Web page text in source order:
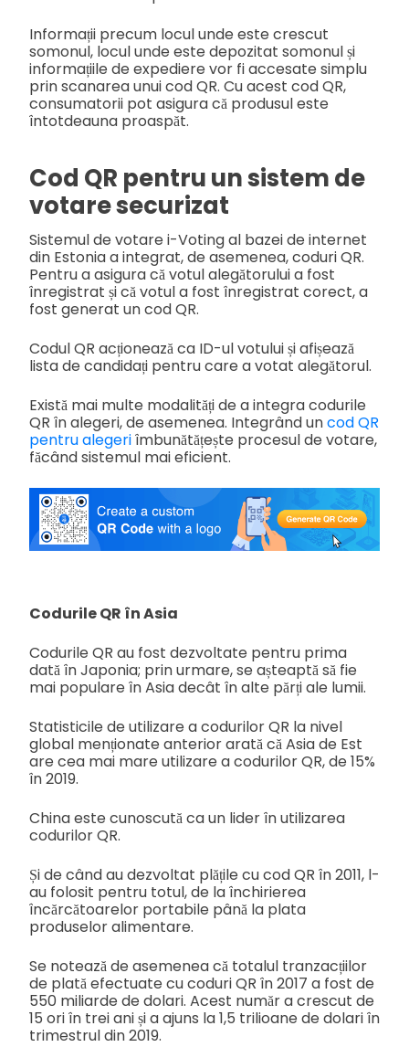
Informații precum locul unde este crescut
somonul, locul unde este depozitat somonul și
informațiile de expediere vor fi accesate simplu
prin scanarea unui cod QR. Cu acest cod QR,
consumatorii pot asigura că produsul este
întotdeauna proaspăt.
Cod QR pentru un sistem de
votare securizat
Sistemul de votare i-Voting al bazei de internet
din Estonia a integrat, de asemenea, coduri QR.
Pentru a asigura că votul alegătorului a fost
înregistrat și că votul a fost înregistrat corect, a
fost generat un cod QR.
Codul QR acționează ca ID-ul votului și afișează
lista de candidați pentru care a votat alegătorul.
Există mai multe modalități de a integra codurile
QR în alegeri, de asemenea. Integrând uncod QR
pentru alegeriîmbunătățește procesul de votare,
făcând sistemul mai eficient.
Codurile QR în Asia
Codurile QR au fost dezvoltate pentru prima
dată în Japonia; prin urmare, se așteaptă să fie
mai populare în Asia decât în alte părți ale lumii.
Statisticile de utilizare a codurilor QR la nivel
global menționate anterior arată că Asia de Est
are cea mai mare utilizare a codurilor QR, de 15%
în 2019.
China este cunoscută ca un lider în utilizarea
codurilor QR.
Și de când au dezvoltat plățile cu cod QR în 2011, l-
au folosit pentru totul, de la închirierea
încărcătoarelor portabile până la plata
produselor alimentare.
Se notează de asemenea că totalul tranzacțiilor
de plată efectuate cu coduri QR în 2017 a fost de
550 miliarde de dolari. Acest număr a crescut de
15 ori în trei ani și a ajuns la 1,5 trilioane de dolari în
trimestrul din 2019.